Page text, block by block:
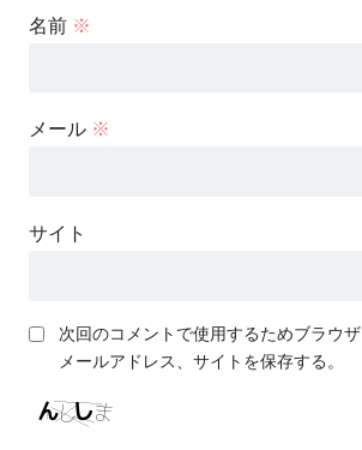
名前 ※
メール ※
サイト
次回のコメントで使用するためブラウザ
メールアドレス、サイトを保存する。